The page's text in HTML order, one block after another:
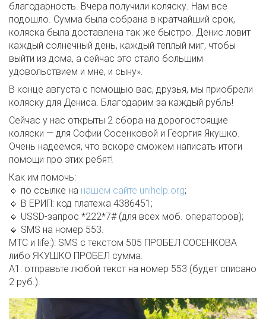
благодарность. Вчера получили коляску. Нам все
подошло. Сумма была собрана в кратчайший срок,
коляска была доставлена так же быстро. Денис ловит
каждый солнечный день, каждый теплый миг, чтобы
выйти из дома, а сейчас это стало большим
удовольствием и мне, и сыну».
В конце августа с помощью вас, друзья, мы приобрели
коляску для Дениса. Благодарим за каждый рубль!
Сейчас у нас открыты 2 сбора на дорогостоящие
коляски — для Софии Сосенковой и Георгия Якушко.
Очень надеемся, что вскоре сможем написать итоги
помощи про этих ребят!
Как им помочь:
🔹 по ссылке на нашем сайте unihelp.org;
🔹 В ЕРИП: код платежа 4386451;
🔹 USSD-запрос *222*7# (для всех моб. операторов);
🔹 SMS на номер 553.
МТС и life:): SMS с текстом 505 ПРОБЕЛ СОСЕНКОВА
либо ЯКУШКО ПРОБЕЛ сумма.
А1: отправьте любой текст на номер 553 (будет списано
2 руб.).